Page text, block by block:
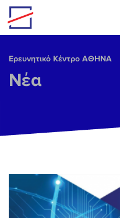
Skip to main content
Ερευνητικό Κέντρο ΑΘΗΝΑ
Νέα